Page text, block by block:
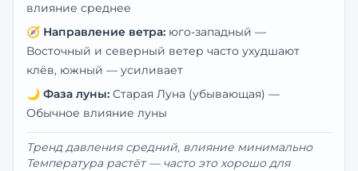
влияние среднее
🧭 Направление ветра: юго-западный —
Восточный и северный ветер часто ухудшают
клёв, южный — усиливает
🌙 Фаза луны: Старая Луна (убывающая) —
Обычное влияние луны
Тренд давления средний, влияние минимально
Температура растёт — часто это хорошо для